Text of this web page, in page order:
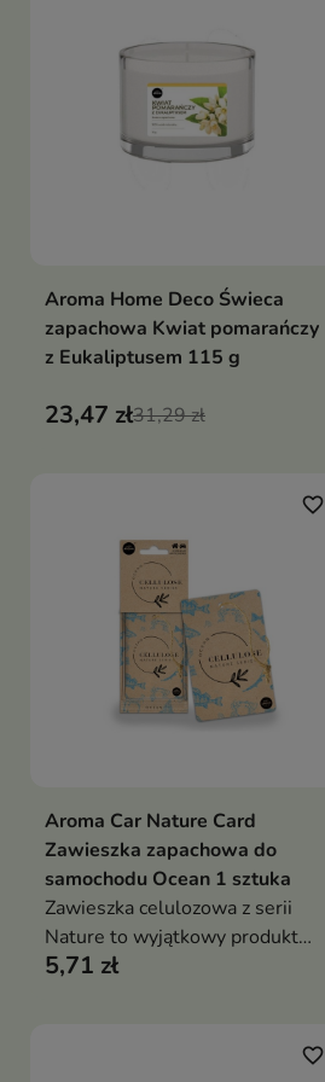
Dodaj do koszyka
Aroma Home Deco Świeca
zapachowa Kwiat pomarańczy
z Eukaliptusem 115 g
23,47 zł31,29 zł
Dodaj do koszyka
favorite_border
Aroma Car Nature Card
Zawieszka zapachowa do
samochodu Ocean 1 sztuka
Zawieszka celulozowa z serii
Nature to wyjątkowy produkt
inspirowany naturą
5,71 zł
favorite_border